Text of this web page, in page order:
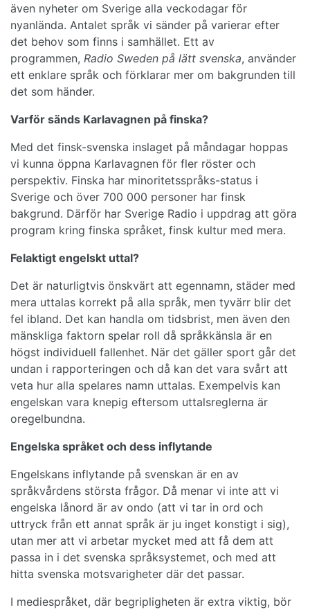
även nyheter om Sverige alla veckodagar för
nyanlända. Antalet språk vi sänder på varierar efter
det behov som finns i samhället. Ett av
programmen, Radio Sweden på lätt svenska, använder
ett enklare språk och förklarar mer om bakgrunden till
det som händer.
Varför sänds Karlavagnen på finska?
Med det finsk-svenska inslaget på måndagar hoppas
vi kunna öppna Karlavagnen för fler röster och
perspektiv. Finska har minoritetsspråks-status i
Sverige och över 700 000 personer har finsk
bakgrund. Därför har Sverige Radio i uppdrag att göra
program kring finska språket, finsk kultur med mera.
Felaktigt engelskt uttal?
Det är naturligtvis önskvärt att egennamn, städer med
mera uttalas korrekt på alla språk, men tyvärr blir det
fel ibland. Det kan handla om tidsbrist, men även den
mänskliga faktorn spelar roll då språkkänsla är en
högst individuell fallenhet. När det gäller sport går det
undan i rapporteringen och då kan det vara svårt att
veta hur alla spelares namn uttalas. Exempelvis kan
engelskan vara knepig eftersom uttalsreglerna är
oregelbundna.
Engelska språket och dess inflytande
Engelskans inflytande på svenskan är en av
språkvårdens största frågor. Då menar vi inte att vi
engelska lånord är av ondo (att vi tar in ord och
uttryck från ett annat språk är ju inget konstigt i sig),
utan mer att vi arbetar mycket med att få dem att
passa in i det svenska språksystemet, och med att
hitta svenska motsvarigheter där det passar.
I mediespråket, där begripligheten är extra viktig, bör